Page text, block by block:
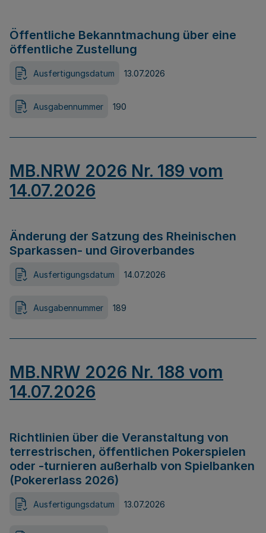
Öffentliche Bekanntmachung über eine
öffentliche Zustellung
Ausfertigungsdatum 13.07.2026
Ausgabennummer 190
MB.NRW 2026 Nr. 189 vom
14.07.2026
Änderung der Satzung des Rheinischen
Sparkassen- und Giroverbandes
Ausfertigungsdatum 14.07.2026
Ausgabennummer 189
MB.NRW 2026 Nr. 188 vom
14.07.2026
Richtlinien über die Veranstaltung von
terrestrischen, öffentlichen Pokerspielen
oder -turnieren außerhalb von Spielbanken
(Pokererlass 2026)
Ausfertigungsdatum 13.07.2026